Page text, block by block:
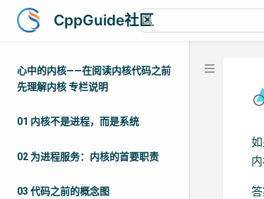
CppGuide社区
心中的内核——在阅读内核代码之前
先理解内核 专栏说明
01 内核不是进程，而是系统
02 为进程服务：内核的首要职责
03 代码之前的概念图